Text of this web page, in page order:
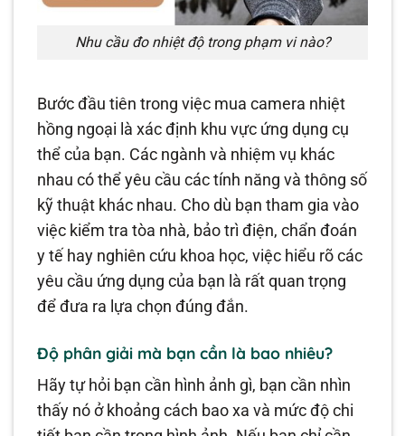
Nhu cầu đo nhiệt độ trong phạm vi nào?
Bước đầu tiên trong việc mua camera nhiệt
hồng ngoại là xác định khu vực ứng dụng cụ
thể của bạn. Các ngành và nhiệm vụ khác
nhau có thể yêu cầu các tính năng và thông số
kỹ thuật khác nhau. Cho dù bạn tham gia vào
việc kiểm tra tòa nhà, bảo trì điện, chẩn đoán
y tế hay nghiên cứu khoa học, việc hiểu rõ các
yêu cầu ứng dụng của bạn là rất quan trọng
để đưa ra lựa chọn đúng đắn.
Độ phân giải mà bạn cần là bao nhiêu?
Hãy tự hỏi bạn cần hình ảnh gì, bạn cần nhìn
thấy nó ở khoảng cách bao xa và mức độ chi